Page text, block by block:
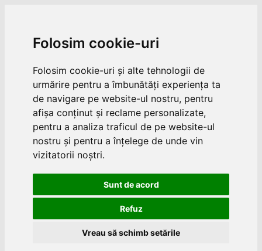
Folosim cookie-uri
Folosim cookie-uri și alte tehnologii de
urmărire pentru a îmbunătăți experiența ta
de navigare pe website-ul nostru, pentru
afișa conținut și reclame personalizate,
pentru a analiza traficul de pe website-ul
nostru și pentru a înțelege de unde vin
vizitatorii noștri.
Sunt de acord
Refuz
Vreau să schimb setările